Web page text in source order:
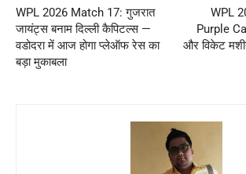
WPL 2026 Match 17: गुजरात
जायंट्स बनाम दिल्ली कैपिटल्स —
वडोदरा में आज होगा प्लेऑफ रेस का
बड़ा मुकाबला
WPL
Purple
और विकेट